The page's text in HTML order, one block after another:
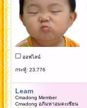
ออฟไลน์
กระทู้: 23,776
Leam
Cmadong Member
Cmadong อภิมหาอมตะเซียน